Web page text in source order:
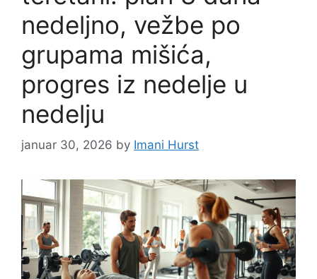
nedeljno, vežbe po
grupama mišića,
progres iz nedelje u
nedelju
januar 30, 2026 by Imani Hurst